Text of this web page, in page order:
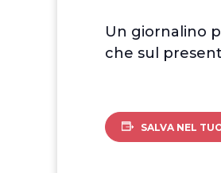
Un giornalino
che sul
SALVA NEL